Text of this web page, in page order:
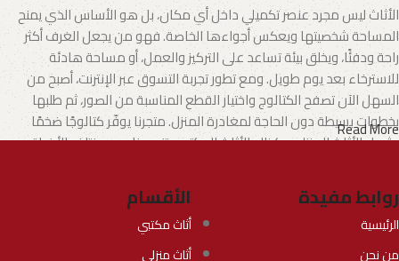
الأثاث ليس مجرد عنصر تكميلي داخل أي مكان، بل هو الأساس الذي يمنح
المساحة شخصيتها ويعكس أجواءها الخاصة. فهو من يجعل الغرف أكثر
راحة ودفئًا، ويخلق بيئة تساعد على التركيز والعمل، أو مساحة هادئة
للاسترخاء بعد يوم طويل. ومع تطور تجربة التسوق عبر الإنترنت، أصبح من
السهل الآن تصفح الكتالوج واختيار القطع المناسبة من الصور، ثم طلبها
بخطوات بسيطة دون الحاجة لمغادرة المنزل. متجرنا يوفّر كتالوجًا ضخمًا
يشمل الأثاث المنزلي وكذلك الأثاث المكتبي بتنوع يناسب مختلف الأذواق
الأثاث.. فن يجمع بين الإبداع والجودة
تطورت صناعة الأثاث لتصبح مزيجًا من الفن والوظيفة، حيث يقدم المصنّعون
Read More
روابط مفيدة
الرئيسية
من نحن
الأقسام
أثاث مكتبي
أثاث منزلي